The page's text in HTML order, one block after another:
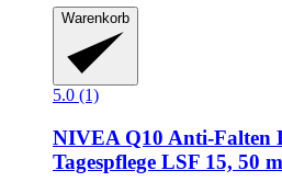
Warenkorb
5.0 (1)
NIVEA Q10 Anti-​Falten
Tagespflege LSF 15, 50